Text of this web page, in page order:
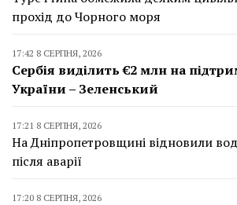
прохід до Чорного моря
17:42 8 СЕРПНЯ, 2026
Сербія виділить €2 млн на
України – Зеленський
17:21 8 СЕРПНЯ, 2026
На Дніпропетровщині відновили
після аварії
17:20 8 СЕРПНЯ, 2026